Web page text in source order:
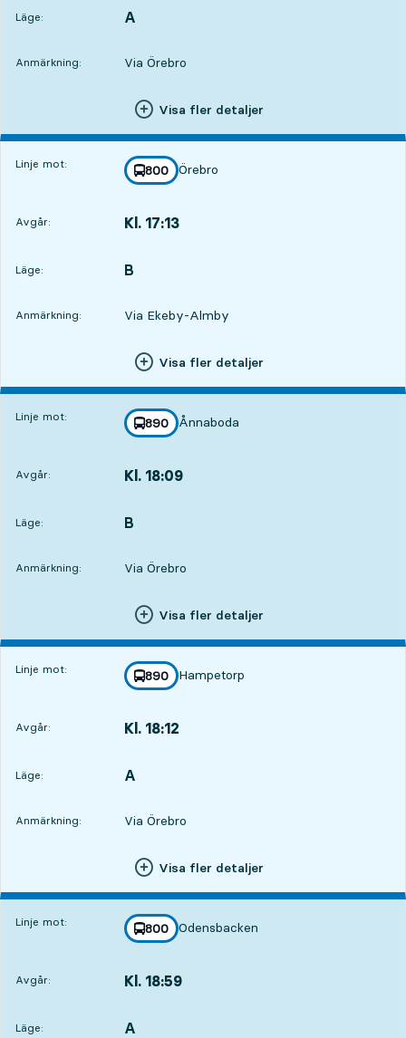
Läge:
LÄGE, A
,
Anmärkning: Via Örebro
Visa fler detaljer
Linje mot: linje
800
mot
Örebro
,
Avgår: Kl. 17:13
Läge:
LÄGE, B
,
Anmärkning: Via Ekeby-Almby
Visa fler detaljer
Linje mot: linje
890
mot
Ånnaboda
,
Avgår: Kl. 18:09
Läge:
LÄGE, B
,
Anmärkning: Via Örebro
Visa fler detaljer
Linje mot: linje
890
mot
Hampetorp
,
Avgår: Kl. 18:12
Läge:
LÄGE, A
,
Anmärkning: Via Örebro
Visa fler detaljer
Linje mot: linje
800
mot
Odensbacken
,
Avgår: Kl. 18:59
Läge:
LÄGE, A
,